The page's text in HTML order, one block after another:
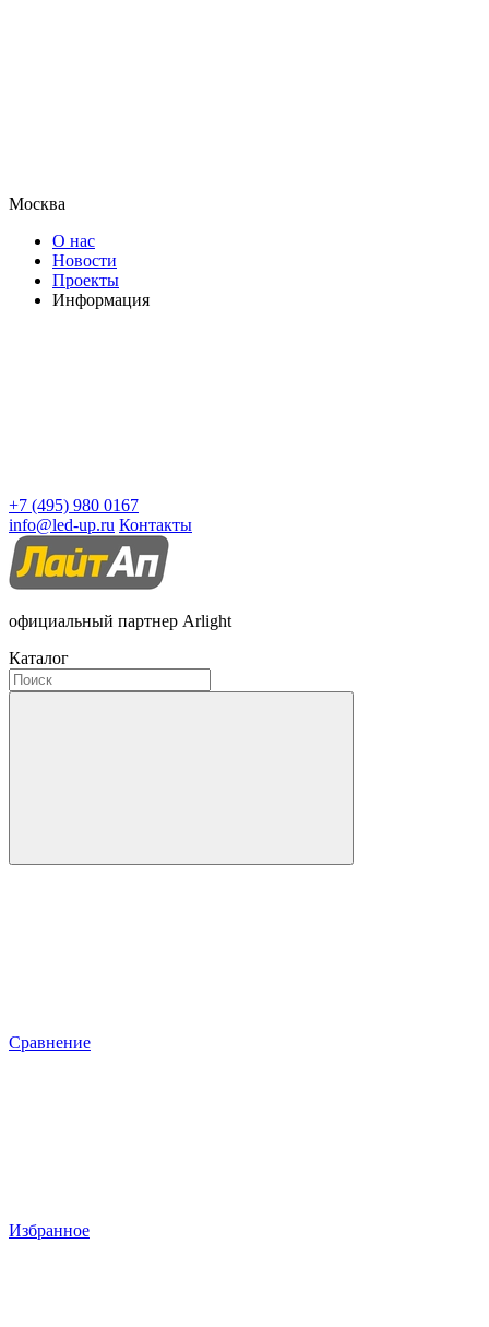
Москва
О нас
Новости
Проекты
Информация
+7 (495) 980 0167
info@led-up.ru Контакты
официальный партнер Arlight
Каталог
Сравнение
Избранное